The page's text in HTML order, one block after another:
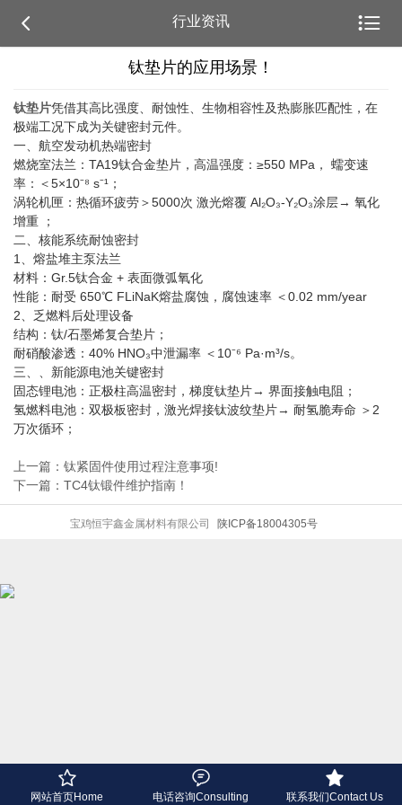
 行业资讯 
钛垫片的应用场景！
钛垫片凭借其‌高比强度、耐蚀性、生物相容性及热膨胀匹配性‌，在
极端工况下成为关键密封元件。
一、航空发动机热端密封‌
燃烧室法兰：TA19钛合金垫片，高温强度：‌≥550 MPa‌， 蠕变速
率：‌＜5×10⁻⁸ s⁻¹‌；
涡轮机匣‌：热循环疲劳＞5000次 激光熔覆 ‌Al₂O₃-Y₂O₃涂层‌→ 氧化
增重 ；
二、核能系统耐蚀密封‌
1、熔盐堆主泵法兰‌
材料：‌Gr.5钛合金‌ + 表面微弧氧化
性能：耐受 ‌650℃ FLiNaK熔盐腐蚀‌，腐蚀速率 ‌＜0.02 mm/year‌
2、乏燃料后处理设备‌
结构：‌钛/石墨烯复合垫片；
耐硝酸渗透：40% HNO₃中泄漏率 ‌＜10⁻⁶ Pa·m³/s‌。
三、
、新能源电池关键密封‌
固态锂电池‌：正极柱高温密封，梯度钛垫片→ 界面接触电阻；
氢燃料电池‌：双极板密封，激光焊接钛波纹垫片→ 耐氢脆寿命 ‌＞2
万次循环‌；
上一篇：钛紧固件使用过程注意事项‌!
下一篇：TC4钛锻件维护指南！
宝鸡恒宇鑫金属材料有限公司 陕ICP备18004305号

网站首页Home

电话咨询Consulting

联系我们Contact Us